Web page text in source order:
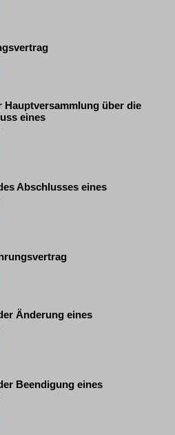
Hauptversammlung über die
eines
Abschlusses eines
Änderung eines
Beendigung eines